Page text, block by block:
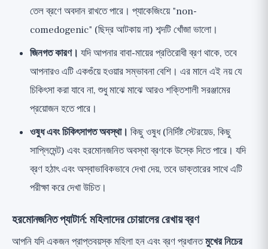
তেল ব্রণে অবদান রাখতে পারে। প্যাকেজিংয়ে "non-
comedogenic" (ছিদ্র আটকায় না) শব্দটি খোঁজা ভালো।
জিনগত কারণ। যদি আপনার বাবা-মায়ের প্রতিরোধী ব্রণ থাকে, তবে
আপনারও এটি একগুঁয়ে হওয়ার সম্ভাবনা বেশি। এর মানে এই নয় যে
চিকিৎসা করা যাবে না, শুধু মাঝে মাঝে আরও শক্তিশালী সরঞ্জামের
প্রয়োজন হতে পারে।
ওষুধ এবং চিকিৎসাগত অবস্থা। কিছু ওষুধ (নির্দিষ্ট স্টেরয়েড, কিছু
সাপ্লিমেন্ট) এবং হরমোনজনিত অবস্থা ব্রণকে উস্কে দিতে পারে। যদি
ব্রণ হঠাৎ এবং অস্বাভাবিকভাবে দেখা দেয়, তবে ডাক্তারের সাথে এটি
পরীক্ষা করে দেখা উচিত।
হরমোনজনিত প্যাটার্ন: মহিলাদের চোয়ালের রেখায় ব্রণ
আপনি যদি একজন প্রাপ্তবয়স্ক মহিলা হন এবং ব্রণ প্রধানতমুখের নিচের